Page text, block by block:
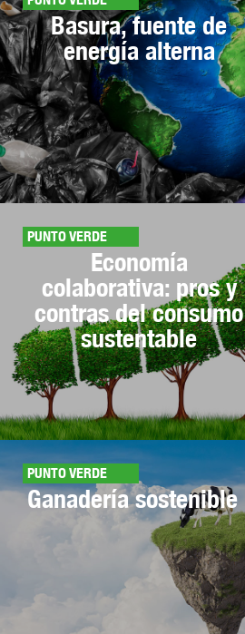
Basura, fuente de
energía alterna
PUNTO VERDE
Economía
colaborativa: pros y
contras del consumo
sustentable
PUNTO VERDE
Ganadería sostenible